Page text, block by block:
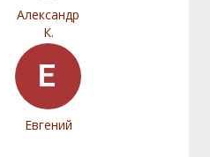
Александр
К.
Евгений